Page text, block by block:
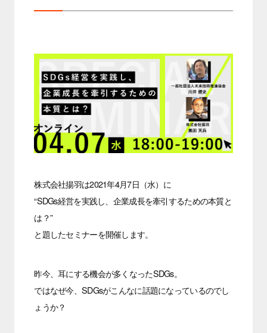
株式会社揚羽は2021年4月7日（水）に
“SDGs経営を実践し、企業成長を牽引するための本質と
は？”
と題したセミナーを開催します。
昨今、耳にする機会が多くなったSDGs。
ではなぜ今、SDGsがこんなに話題になっているのでし
ょうか？